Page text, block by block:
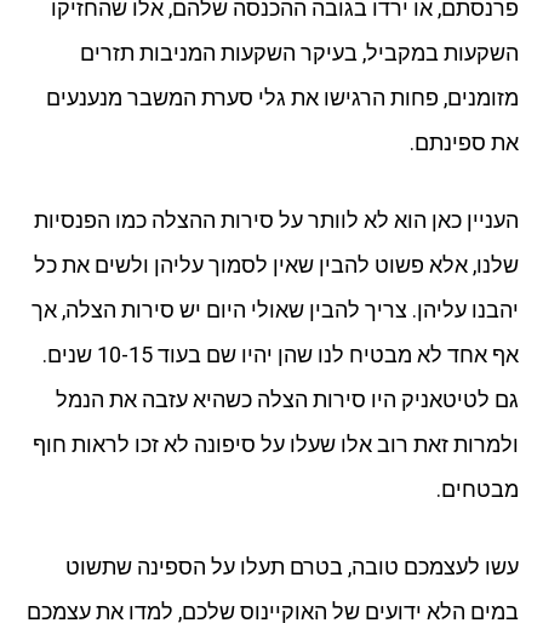
פרנסתם, או ירדו בגובה ההכנסה שלהם, אלו שהחזיקו
השקעות במקביל, בעיקר השקעות המניבות תזרים
מזומנים, פחות הרגישו את גלי סערת המשבר מנענעים
את ספינתם.
העניין כאן הוא לא לוותר על סירות ההצלה כמו הפנסיות
שלנו, אלא פשוט להבין שאין לסמוך עליהן ולשים את כל
יהבנו עליהן. צריך להבין שאולי היום יש סירות הצלה, אך
אף אחד לא מבטיח לנו שהן יהיו שם בעוד 10-15 שנים.
גם לטיטאניק היו סירות הצלה כשהיא עזבה את הנמל
ולמרות זאת רוב אלו שעלו על סיפונה לא זכו לראות חוף
מבטחים.
עשו לעצמכם טובה, בטרם תעלו על הספינה שתשוט
במים הלא ידועים של האוקיינוס שלכם, למדו את עצמכם